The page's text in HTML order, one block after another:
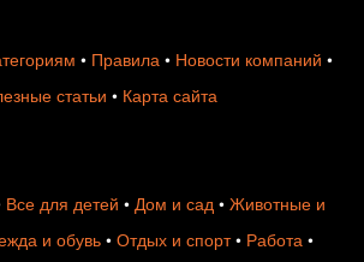
• Правила • Новости компаний •
статьи • Карта сайта
Все для детей • Дом и сад• Животные и
и обувь • Отдых и спорт• Работа •